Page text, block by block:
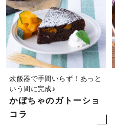
炊飯器で手間いらず！あっと
いう間に完成♪
かぼちゃのガトーショ
コラ